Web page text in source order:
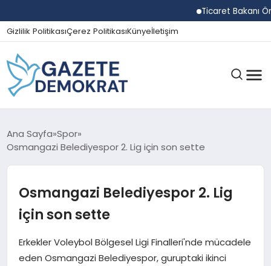
Ticaret Bakanı Ömer
Gizlilik PolitikasıÇerez PolitikasıKünyeİletişim
GÜNDEM
SPOR
Ana Sayfa Spor
Osmangazi Belediyespor 2. Lig için son sette
Osmangazi Belediyespor 2. Lig
için son sette
Erkekler Voleybol Bölgesel Ligi Finalleri'nde mücadele
eden Osmangazi Belediyespor, guruptaki ikinci